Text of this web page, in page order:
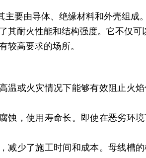
要由导体、绝缘材料和外壳组成
其耐火性能和结构强度。它不仅可
较高要求的场所。
温或火灾情况下能够有效阻止火
蚀，使用寿命长。即使在恶劣环
减少了施工时间和成本。母线槽